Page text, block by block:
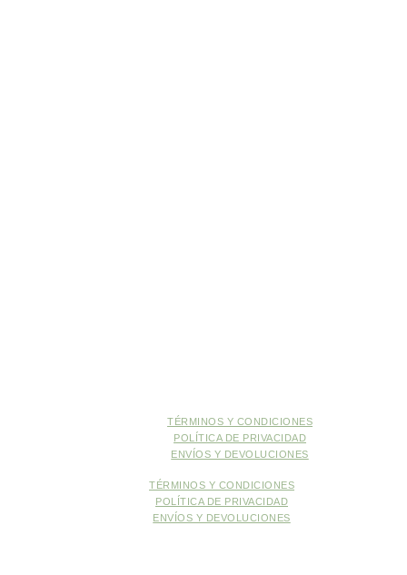
TÉRMINOS Y CONDICIONES
POLÍTICA DE PRIVACIDAD
ENVÍOS Y DEVOLUCIONES
TÉRMINOS Y CONDICIONES
POLÍTICA DE PRIVACIDAD
ENVÍOS Y DEVOLUCIONES